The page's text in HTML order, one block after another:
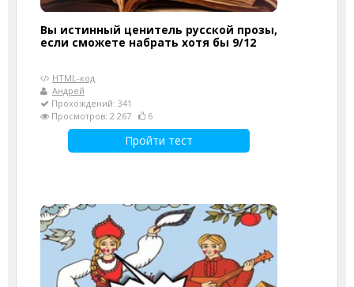
Вы истинный ценитель русской прозы,
если сможете набрать хотя бы 9/12
HTML-код
Андрей
Прохождений: 341
Просмотров: 2 267
6
Пройти тест